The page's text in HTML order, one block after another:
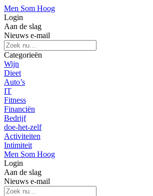
Men Som Hoog
Login
Aan de slag
Nieuws e-mail
Categorieën
Wijn
Dieet
Auto’s
IT
Fitness
Financiën
Bedrijf
doe-het-zelf
Activiteiten
Intimiteit
Men Som Hoog
Login
Aan de slag
Nieuws e-mail